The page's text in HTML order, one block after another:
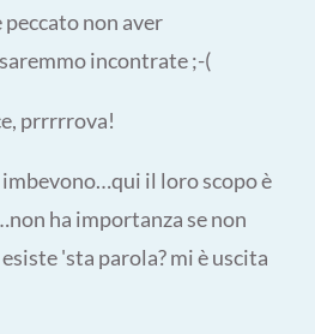
non aver
incontrate ;-(
prrrrrova!
il loro scopo è
ha importanza se non
'sta parola? mi è uscita